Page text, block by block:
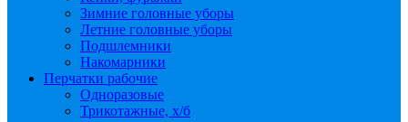
Зимние головные уборы
Летние головные уборы
Подшлемники
Накомарники
Перчатки рабочие
Одноразовые
Трикотажные, х/б